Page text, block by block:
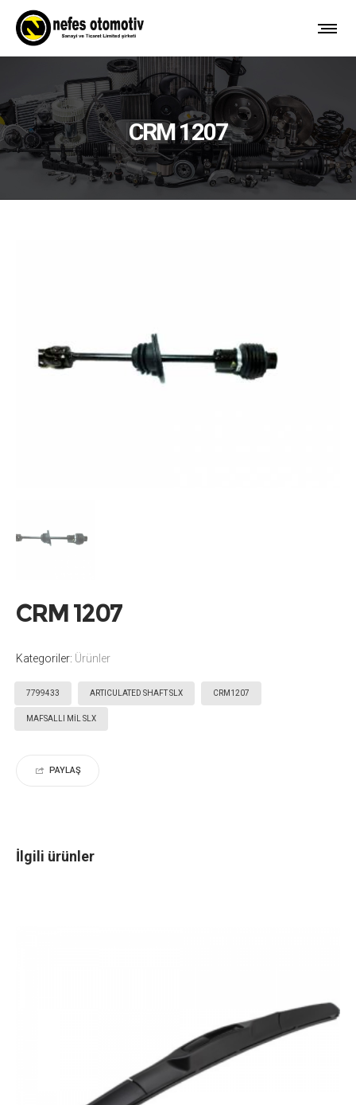
CRM 1207
CRM 1207
Kategoriler: Ürünler
7799433 ARTICULATED SHAFT SLX CRM1207
MAFSALLI MİL SLX
PAYLAŞ
İlgili ürünler